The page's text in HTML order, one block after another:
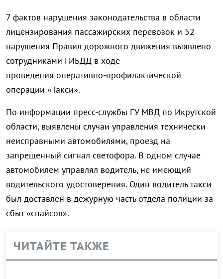
7 фактов нарушения законодательства в области
лицензирования пассажирских перевозок и 52
нарушения Правил дорожного движения выявлено
сотрудниками ГИБДД в ходе
проведения оперативно-профилактической
операции «Такси».
По информации пресс-службы ГУ МВД по Икрутской
области, выявлены случаи управления технически
неисправными автомобилями, проезд на
запрещенный сигнал светофора. В одном случае
автомобилем управлял водитель, не имеющий
водительского удостоверения. Один водитель такси
был доставлен в дежурную часть отдела полиции за
сбыт «спайсов».
ЧИТАЙТЕ ТАКЖЕ